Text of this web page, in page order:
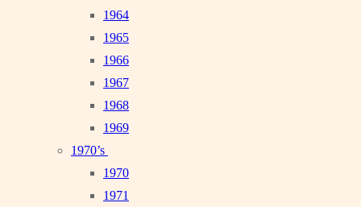
1964
1965
1966
1967
1968
1969
1970’s
1970
1971